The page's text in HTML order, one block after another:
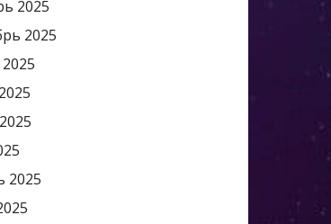
2025
2025
2025